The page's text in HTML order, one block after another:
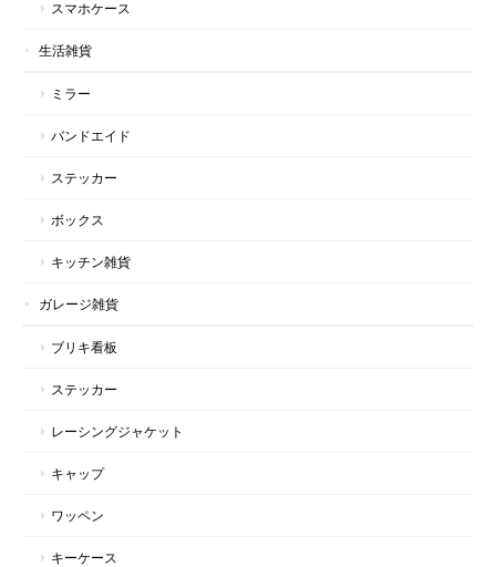
スマホケース
生活雑貨
ミラー
バンドエイド
ステッカー
ボックス
キッチン雑貨
ガレージ雑貨
ブリキ看板
ステッカー
レーシングジャケット
キャップ
ワッペン
キーケース